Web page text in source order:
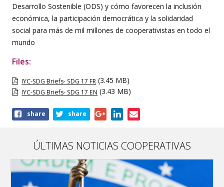
Desarrollo Sostenible (ODS) y cómo favorecen la inclusión
económica, la participación democrática y la solidaridad
social para más de mil millones de cooperativistas en todo el
mundo
Files:
IYC-SDG Briefs- SDG 17 FR (3.45 MB)
IYC-SDG Briefs- SDG 17 EN (3.43 MB)
Shareshare share
ÚLTIMAS NOTICIAS COOPERATIVAS